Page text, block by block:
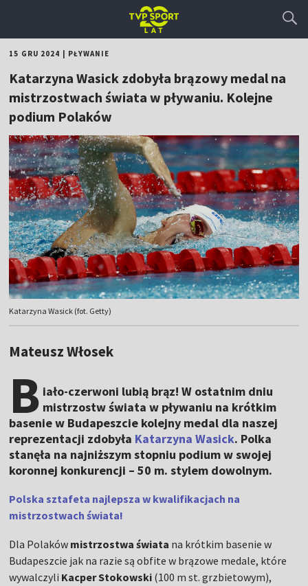
15 GRU 2024 PŁYWANIE
Katarzyna Wasick zdobyła brązowy medal na
mistrzostwach świata w pływaniu. Kolejne
podium Polaków
Katarzyna Wasick (fot. Getty)
Mateusz Włosek
B iało-czerwoni lubią brąz! W ostatnim dniu
mistrzostw świata w pływaniu na krótkim
basenie w Budapeszcie kolejny medal dla naszej
reprezentacji zdobyła Katarzyna Wasick. Polka
stanęła na najniższym stopniu podium w swojej
koronnej konkurencji – 50 m. stylem dowolnym.
Polska sztafeta najlepsza w kwalifikacjach na
mistrzostwach świata!
Dla Polaków mistrzostwa świata na krótkim basenie w
Budapeszcie jak na razie są obfite w brązowe medale, które
wywalczyli Kacper Stokowski (100 m st. grzbietowym),